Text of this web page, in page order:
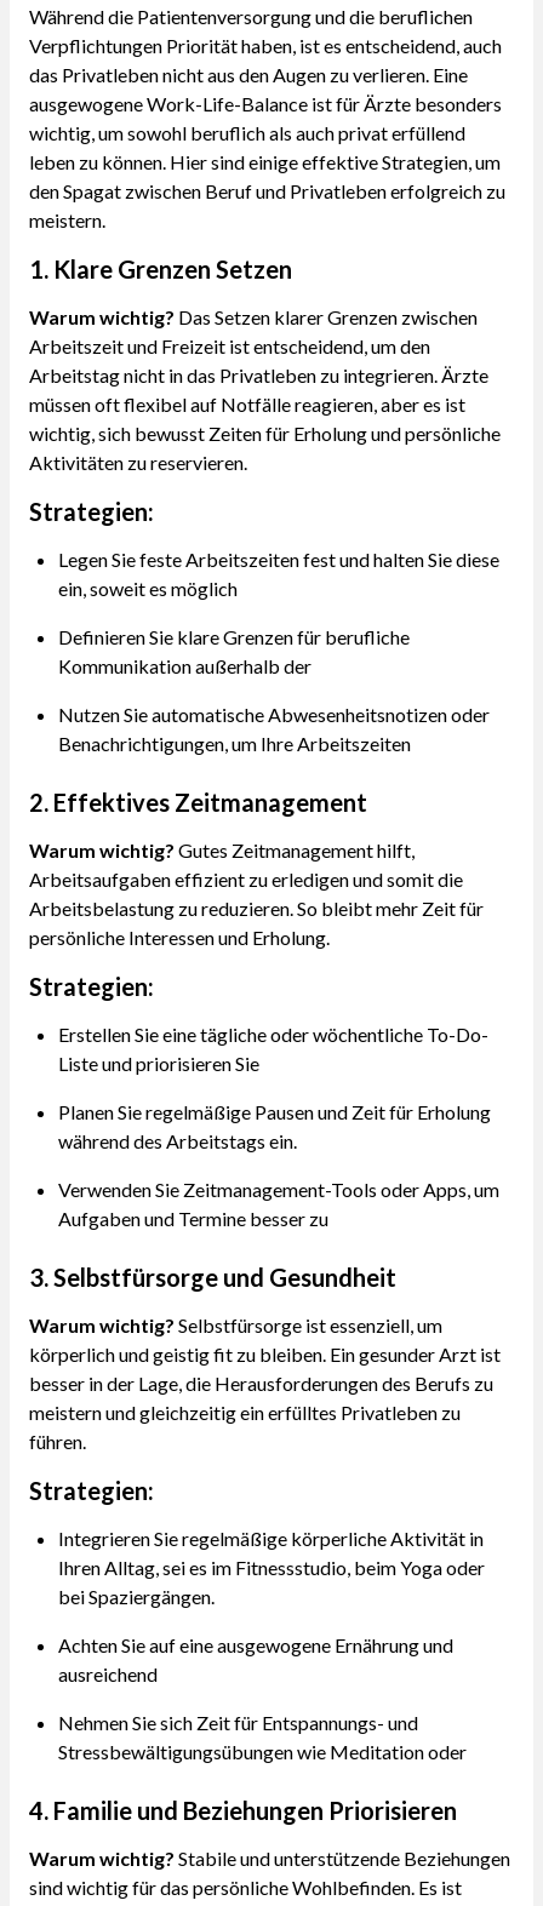
Während die Patientenversorgung und die beruflichen
Verpflichtungen Priorität haben, ist es entscheidend, auch
das Privatleben nicht aus den Augen zu verlieren. Eine
ausgewogene Work-Life-Balance ist für Ärzte besonders
wichtig, um sowohl beruflich als auch privat erfüllend
leben zu können. Hier sind einige effektive Strategien, um
den Spagat zwischen Beruf und Privatleben erfolgreich zu
meistern.
1. Klare Grenzen Setzen
Warum wichtig? Das Setzen klarer Grenzen zwischen
Arbeitszeit und Freizeit ist entscheidend, um den
Arbeitstag nicht in das Privatleben zu integrieren. Ärzte
müssen oft flexibel auf Notfälle reagieren, aber es ist
wichtig, sich bewusst Zeiten für Erholung und persönliche
Aktivitäten zu reservieren.
Strategien:
Legen Sie feste Arbeitszeiten fest und halten Sie diese
ein, soweit es möglich
Definieren Sie klare Grenzen für berufliche
Kommunikation außerhalb der
Nutzen Sie automatische Abwesenheitsnotizen oder
Benachrichtigungen, um Ihre Arbeitszeiten
2. Effektives Zeitmanagement
Warum wichtig? Gutes Zeitmanagement hilft,
Arbeitsaufgaben effizient zu erledigen und somit die
Arbeitsbelastung zu reduzieren. So bleibt mehr Zeit für
persönliche Interessen und Erholung.
Strategien:
Erstellen Sie eine tägliche oder wöchentliche To-Do-
Liste und priorisieren Sie
Planen Sie regelmäßige Pausen und Zeit für Erholung
während des Arbeitstags ein.
Verwenden Sie Zeitmanagement-Tools oder Apps, um
Aufgaben und Termine besser zu
3. Selbstfürsorge und Gesundheit
Warum wichtig? Selbstfürsorge ist essenziell, um
körperlich und geistig fit zu bleiben. Ein gesunder Arzt ist
besser in der Lage, die Herausforderungen des Berufs zu
meistern und gleichzeitig ein erfülltes Privatleben zu
führen.
Strategien:
Integrieren Sie regelmäßige körperliche Aktivität in
Ihren Alltag, sei es im Fitnessstudio, beim Yoga oder
bei Spaziergängen.
Achten Sie auf eine ausgewogene Ernährung und
ausreichend
Nehmen Sie sich Zeit für Entspannungs- und
Stressbewältigungsübungen wie Meditation oder
4. Familie und Beziehungen Priorisieren
Warum wichtig? Stabile und unterstützende Beziehungen
sind wichtig für das persönliche Wohlbefinden. Es ist